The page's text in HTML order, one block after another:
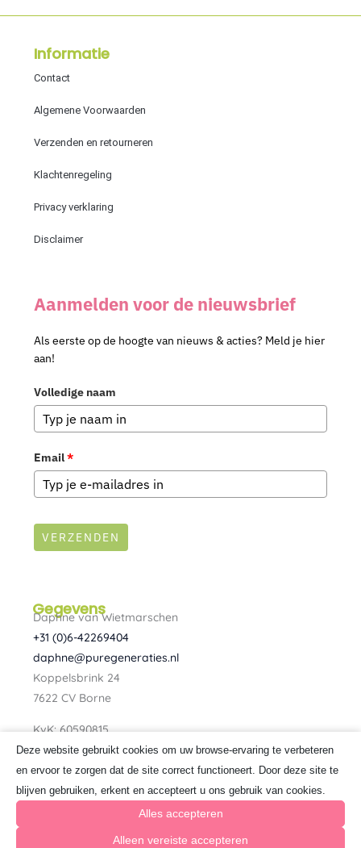
n
t
i
:
Gegevens
Daphne van Wietmarschen
+31 (0)6-42269404
daphne@puregeneraties.nl
Koppelsbrink 24
7622 CV Borne
KvK: 60590815
BTW: NL080734303B01
F
c
I
s
Informatie
Contact
Algemene Voorwaarden
Verzenden en retourneren
Klachtenregeling
Privacy verklaring
Disclaimer
Aanmelden voor de nieuwsbrief
Als eerste op de hoogte van nieuws & acties? Meld je hier
aan!
Volledige naam
Email*
VERZENDEN
Deze website gebruikt cookies om uw browse-ervaring te verbeteren
en ervoor te zorgen dat de site correct functioneert. Door deze site te
blijven gebruiken, erkent en accepteert u ons gebruik van cookies.
Alles accepteren
Alleen vereiste accepteren